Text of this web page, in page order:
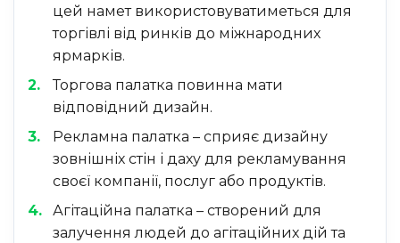
цей намет використовуватиметься для
торгівлі від ринків до міжнародних
ярмарків.
Торгова палатка повинна мати
відповідний дизайн.
Рекламна палатка – сприяє дизайну
зовнішніх стін і даху для рекламування
своєї компанії, послуг або продуктів.
Агітаційна палатка – створений для
залучення людей до агітаційних дій та